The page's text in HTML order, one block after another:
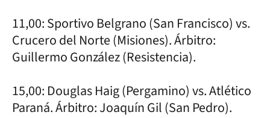
11,00: Sportivo Belgrano (San Francisco) vs.
Crucero del Norte (Misiones). Árbitro:
Guillermo González (Resistencia).
15,00: Douglas Haig (Pergamino) vs. Atlético
Paraná. Árbitro: Joaquín Gil (San Pedro).